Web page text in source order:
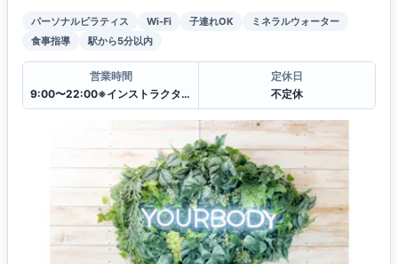
パーソナルピラティス Wi-Fi 子連れOK
ミネラルウォーター
食事指導
駅から5分以内
営業時間
9:00〜22:00※インストラクターのシフトにより変動
定休日
不定休